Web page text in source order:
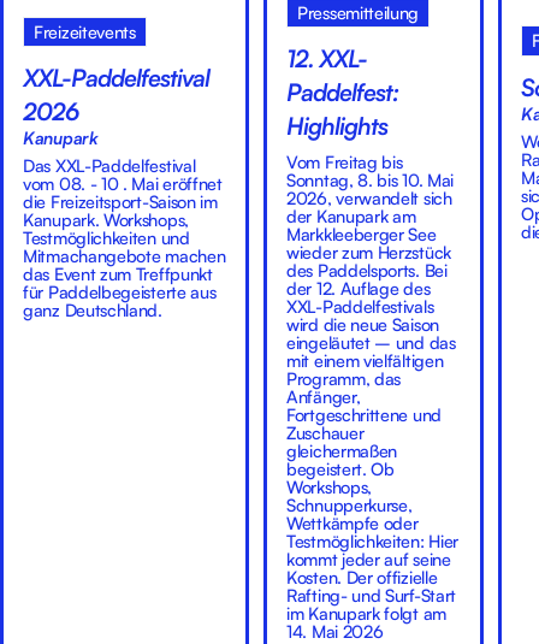
Freizeitevents
XXL-Paddelfestival
2026
Kanupark
Das XXL-Paddelfestival
vom 08. - 10 . Mai eröffnet
die Freizeitsport-Saison im
Kanupark. Workshops,
Testmöglichkeiten und
Mitmachangebote machen
das Event zum Treffpunkt
für Paddelbegeisterte aus
ganz Deutschland.
Pressemitteilung
12. XXL-
Paddelfest:
Highlights
Vom Freitag bis
Sonntag, 8. bis 10. Mai
2026, verwandelt sich
der Kanupark am
Markkleeberger See
wieder zum Herzstück
des Paddelsports. Bei
der 12. Auflage des
XXL-Paddelfestivals
wird die neue Saison
eingeläutet – und das
mit einem vielfältigen
Programm, das
Anfänger,
Fortgeschrittene und
Zuschauer
gleichermaßen
begeistert. Ob
Workshops,
Schnupperkurse,
Wettkämpfe oder
Testmöglichkeiten: Hier
kommt jeder auf seine
Kosten. Der offizielle
Rafting- und Surf-Start
im Kanupark folgt am
14. Mai 2026